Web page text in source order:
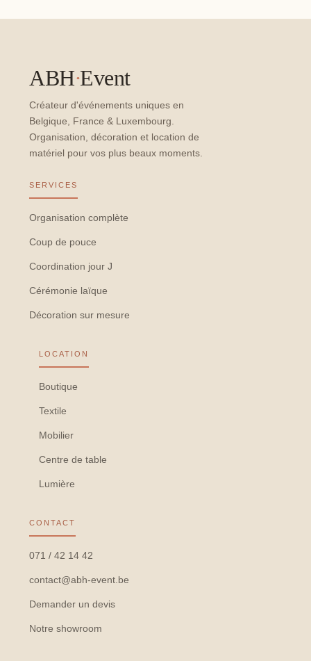
ABH·Event
Créateur d'événements uniques en
Belgique, France & Luxembourg.
Organisation, décoration et location de
matériel pour vos plus beaux moments.
SERVICES
Organisation complète
Coup de pouce
Coordination jour J
Cérémonie laïque
Décoration sur mesure
LOCATION
Boutique
Textile
Mobilier
Centre de table
Lumière
CONTACT
071 / 42 14 42
contact@abh-event.be
Demander un devis
Notre showroom